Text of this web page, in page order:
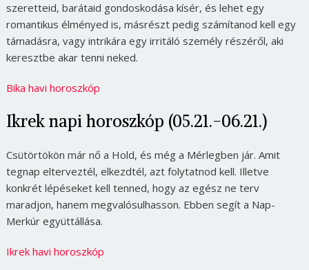
szeretteid, barátaid gondoskodása kísér, és lehet egy
romantikus élményed is, másrészt pedig számítanod kell egy
támadásra, vagy intrikára egy irritáló személy részéről, aki
keresztbe akar tenni neked.
Bika havi horoszkóp
Ikrek napi horoszkóp (05.21.-06.21.)
Csütörtökön már nő a Hold, és még a Mérlegben jár. Amit
tegnap elterveztél, elkezdtél, azt folytatnod kell. Illetve
konkrét lépéseket kell tenned, hogy az egész ne terv
maradjon, hanem megvalósulhasson. Ebben segít a Nap-
Merkúr együttállása.
Ikrek havi horoszkóp